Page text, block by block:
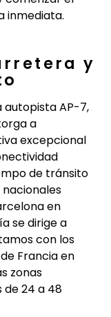
inmediata.
y
autopista AP-7,
a
excepcional
de tránsito
en
se dirige a
con los
Francia en
zonas
de 24 a 48